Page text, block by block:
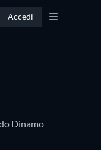
Accedi
Dinamo